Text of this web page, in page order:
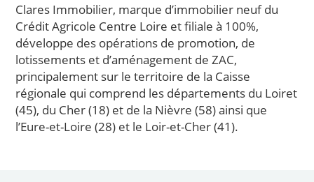
Clares Immobilier, marque d’immobilier neuf du
Crédit Agricole Centre Loire et filiale à 100%,
développe des opérations de promotion, de
lotissements et d’aménagement de ZAC,
principalement sur le territoire de la Caisse
régionale qui comprend les départements du Loiret
(45), du Cher (18) et de la Nièvre (58) ainsi que
l’Eure-et-Loire (28) et le Loir-et-Cher (41).